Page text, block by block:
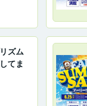
ズム
てま